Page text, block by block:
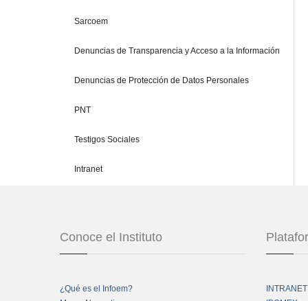
Sarcoem
Denuncias de Transparencia y Acceso a la Información
Denuncias de Protección de Datos Personales
PNT
Testigos Sociales
Intranet
Conoce el Instituto
¿Qué es el Infoem?
INTRANET